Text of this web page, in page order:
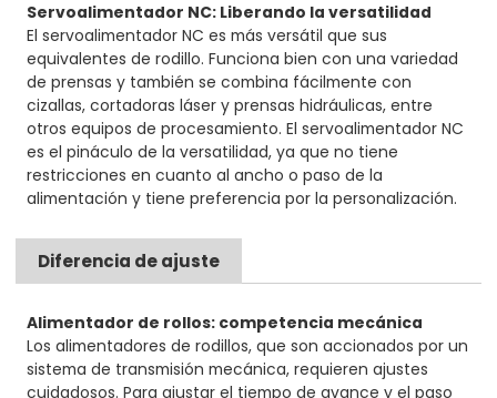
Servoalimentador NC: Liberando la versatilidad
El servoalimentador NC es más versátil que sus
equivalentes de rodillo. Funciona bien con una variedad
de prensas y también se combina fácilmente con
cizallas, cortadoras láser y prensas hidráulicas, entre
otros equipos de procesamiento. El servoalimentador NC
es el pináculo de la versatilidad, ya que no tiene
restricciones en cuanto al ancho o paso de la
alimentación y tiene preferencia por la personalización.
Diferencia de ajuste
Alimentador de rollos: competencia mecánica
Los alimentadores de rodillos, que son accionados por un
sistema de transmisión mecánica, requieren ajustes
cuidadosos. Para ajustar el tiempo de avance y el paso